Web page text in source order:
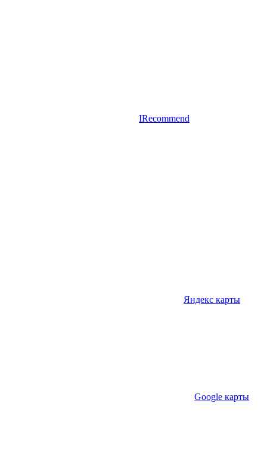
IRecommend
Яндекс карты
Google карты